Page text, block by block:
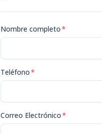
Nombre completo*
Teléfono*
Correo Electrónico*